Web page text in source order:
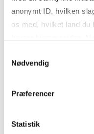
anonymt ID, hvilken
os med, hvilket land du
markedsføring. Du
Nødvendig
Præferencer
Statistik